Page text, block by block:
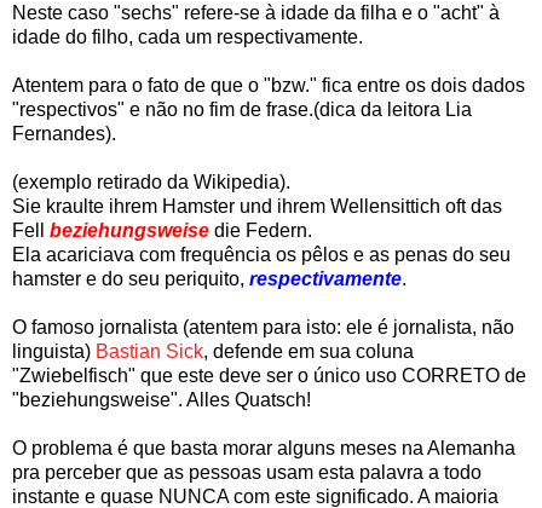
Neste caso "sechs" refere-se à idade da filha e o "acht" à
idade do filho, cada um respectivamente.
Atentem para o fato de que o "bzw." fica entre os dois dados
"respectivos" e não no fim de frase.(dica da leitora Lia
Fernandes).
(exemplo retirado da Wikipedia).
Sie kraulte ihrem Hamster und ihrem Wellensittich oft das
Fell beziehungsweise die Federn.
Ela acariciava com frequência os pêlos e as penas do seu
hamster e do seu periquito, respectivamente.
O famoso jornalista (atentem para isto: ele é jornalista, não
linguista) Bastian Sick, defende em sua coluna
"Zwiebelfisch" que este deve ser o único uso CORRETO de
"beziehungsweise". Alles Quatsch!
O problema é que basta morar alguns meses na Alemanha
pra perceber que as pessoas usam esta palavra a todo
instante e quase NUNCA com este significado. A maioria